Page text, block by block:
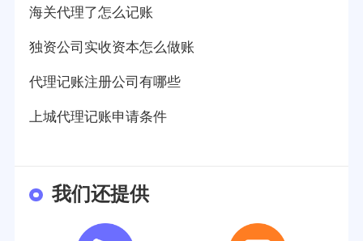
海关代理了怎么记账
独资公司实收资本怎么做账
代理记账注册公司有哪些
上城代理记账申请条件
我们还提供